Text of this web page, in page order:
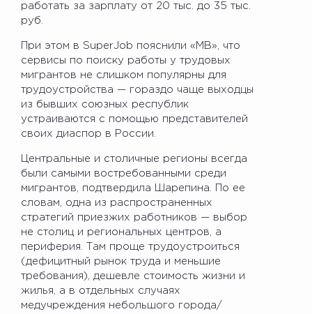
работать за зарплату от 20 тыс. до 35 тыс.
руб.
При этом в SuperJob пояснили «МВ», что
сервисы по поиску работы у трудовых
мигрантов не слишком популярны для
трудоустройства — гораздо чаще выходцы
из бывших союзных республик
устраиваются с помощью представителей
своих диаспор в России.
Центральные и столичные регионы всегда
были самыми востребованными среди
мигрантов, подтвердила Шарепина. По ее
словам, одна из распространенных
стратегий приезжих работников — выбор
не столиц и региональных центров, а
периферия. Там проще трудоустроиться
(дефицитный рынок труда и меньшие
требования), дешевле стоимость жизни и
жилья, а в отдельных случаях
медучреждения небольшого города/